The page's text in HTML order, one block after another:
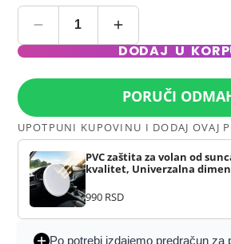
DODAJ U
PORUČI
UPOTPUNI KUPOVINU I DODAJ OVAJ
PVC zaštita za volan od
kvalitet, Univerzalna
990 RSD
Po potrebi izdajemo predračun za